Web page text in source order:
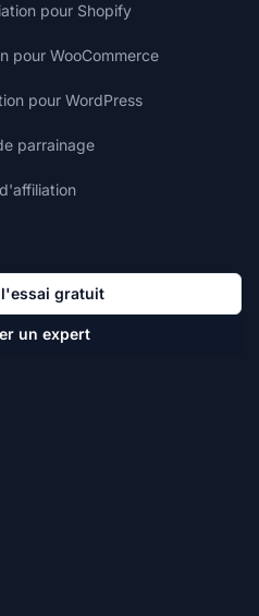
pour Shopify
pour WooCommerce
pour WordPress
parrainage
l'essai gratuit
un expert